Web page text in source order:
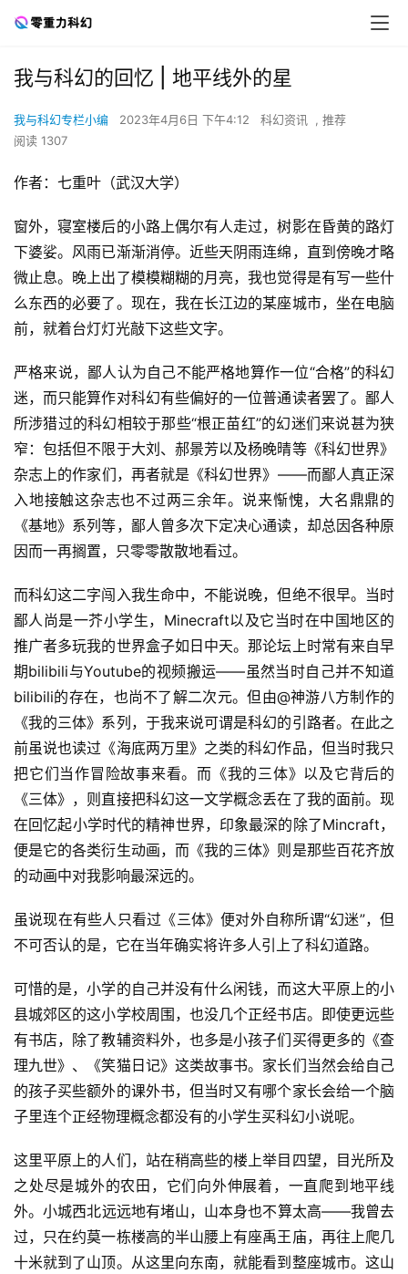
我与科幻的回忆 | 地平线外的星
我与科幻专栏小编 2023年4月6日 下午4:12 科幻资讯 , 推荐
阅读 1307
作者：七重叶（武汉大学）
窗外，寝室楼后的小路上偶尔有人走过，树影在昏黄的路灯
下婆娑。风雨已渐渐消停。近些天阴雨连绵，直到傍晚才略
微止息。晚上出了模模糊糊的月亮，我也觉得是有写一些什
么东西的必要了。现在，我在长江边的某座城市，坐在电脑
前，就着台灯灯光敲下这些文字。
严格来说，鄙人认为自己不能严格地算作一位“合格”的科幻
迷，而只能算作对科幻有些偏好的一位普通读者罢了。鄙人
所涉猎过的科幻相较于那些“根正苗红”的幻迷们来说甚为狭
窄：包括但不限于大刘、郝景芳以及杨晚晴等《科幻世界》
杂志上的作家们，再者就是《科幻世界》——而鄙人真正深
入地接触这杂志也不过两三余年。说来惭愧，大名鼎鼎的
《基地》系列等，鄙人曾多次下定决心通读，却总因各种原
因而一再搁置，只零零散散地看过。
而科幻这二字闯入我生命中，不能说晚，但绝不很早。当时
鄙人尚是一芥小学生，Minecraft以及它当时在中国地区的
推广者多玩我的世界盒子如日中天。那论坛上时常有来自早
期bilibili与Youtube的视频搬运——虽然当时自己并不知道
bilibili的存在，也尚不了解二次元。但由@神游八方制作的
《我的三体》系列，于我来说可谓是科幻的引路者。在此之
前虽说也读过《海底两万里》之类的科幻作品，但当时我只
把它们当作冒险故事来看。而《我的三体》以及它背后的
《三体》，则直接把科幻这一文学概念丢在了我的面前。现
在回忆起小学时代的精神世界，印象最深的除了Mincraft，
便是它的各类衍生动画，而《我的三体》则是那些百花齐放
的动画中对我影响最深远的。
虽说现在有些人只看过《三体》便对外自称所谓“幻迷”，但
不可否认的是，它在当年确实将许多人引上了科幻道路。
可惜的是，小学的自己并没有什么闲钱，而这大平原上的小
县城郊区的这小学校周围，也没几个正经书店。即使更远些
有书店，除了教辅资料外，也多是小孩子们买得更多的《查
理九世》、《笑猫日记》这类故事书。家长们当然会给自己
的孩子买些额外的课外书，但当时又有哪个家长会给一个脑
子里连个正经物理概念都没有的小学生买科幻小说呢。
这里平原上的人们，站在稍高些的楼上举目四望，目光所及
之处尽是城外的农田，它们向外伸展着，一直爬到地平线
外。小城西北远远地有堵山，山本身也不算太高——我曾去
过，只在约莫一栋楼高的半山腰上有座禹王庙，再往上爬几
十米就到了山顶。从这里向东南，就能看到整座城市。这山